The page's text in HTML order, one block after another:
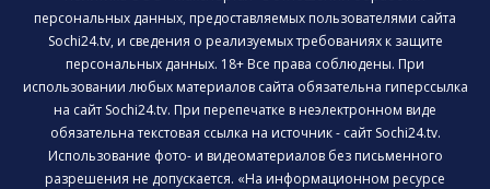
персональных данных, предоставляемых пользователями сайта
Sochi24.tv, и сведения о реализуемых требованиях к защите
персональных данных. 18+ Все права соблюдены. При
использовании любых материалов сайта обязательна гиперссылка
на сайт Sochi24.tv. При перепечатке в неэлектронном виде
обязательна текстовая ссылка на источник - сайт Sochi24.tv.
Использование фото- и видеоматериалов без письменного
разрешения не допускается. «На информационном ресурсе